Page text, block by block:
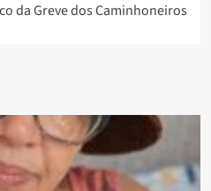
da Greve dos Caminhoneiros